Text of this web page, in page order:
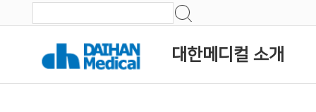
대한메디컬 소개